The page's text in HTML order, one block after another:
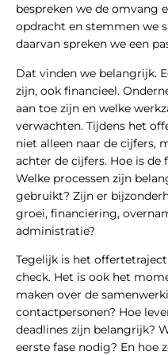
bespreken we de omvang
opdracht en stemmen we
daarvan spreken we een
Dat vinden we belangrijk.
zijn, ook financieel.
aan toe zijn en welke
verwachten. Tijdens het
niet alleen naar de cijfers,
achter de cijfers. Hoe is
Welke processen zijn
gebruikt? Zijn er
groei, financiering,
administratie?
Tegelijk is het
check. Het is ook het
maken over de
contactpersonen? Hoe
deadlines zijn belangrijk?
eerste fase nodig? En hoe